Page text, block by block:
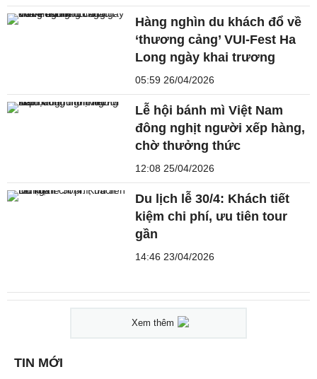
Hàng nghìn du khách đổ về
‘thương cảng’ VUI-Fest Ha
Long ngày khai trương
05:59 26/04/2026
Lễ hội bánh mì Việt Nam
đông nghịt người xếp hàng,
chờ thưởng thức
12:08 25/04/2026
Du lịch lễ 30/4: Khách tiết
kiệm chi phí, ưu tiên tour
gần
14:46 23/04/2026
Xem thêm
TIN MỚI